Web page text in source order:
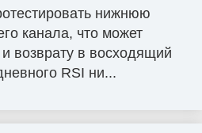
нижнюю
канала, что может
и возврату в восходящий
RSI ни...